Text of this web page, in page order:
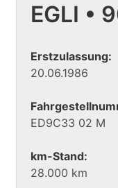
EGLI •
Erstzulassung:
20.06.1986
ED9C33 02 M
km-Stand:
28.000 km